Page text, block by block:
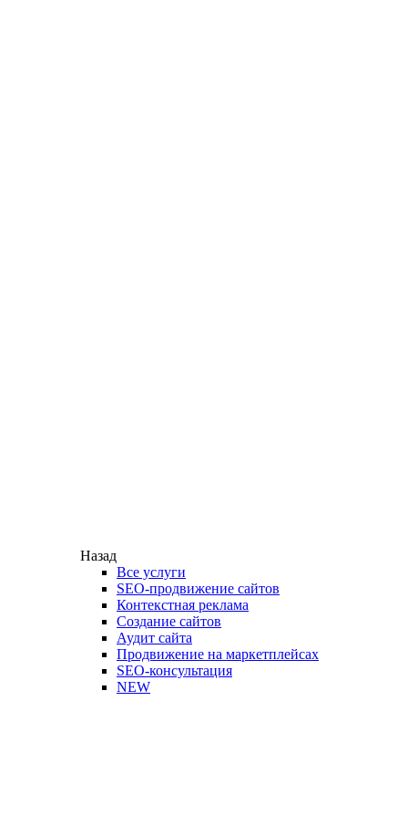
Назад
Все услуги
SEO-продвижение сайтов
Контекстная реклама
Создание сайтов
Аудит сайта
Продвижение на маркетплейсах
SEO-консультация
NEW